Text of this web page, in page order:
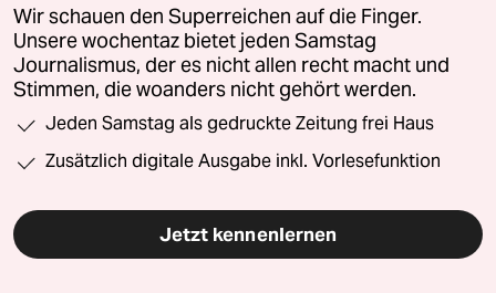
Wir schauen den Superreichen auf die Finger.
Unsere wochentaz bietet jeden Samstag
Journalismus, der es nicht allen recht macht und
Stimmen, die woanders nicht gehört werden.
Jeden Samstag als gedruckte Zeitung frei Haus
Zusätzlich digitale Ausgabe inkl. Vorlesefunktion
Jetzt kennenlernen